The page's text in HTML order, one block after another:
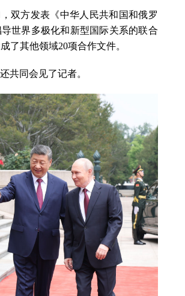
双方发表《中华人民共和国和俄罗
世界多极化和新型国际关系的联合
了其他领域20项合作文件。
共同会见了记者。